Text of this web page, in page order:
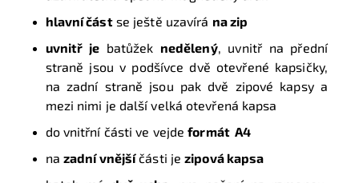
hlavní částse ještě uzavírá nazip
uvnitř je batůžek nedělený, uvnitř na přední
straně jsou v podšívce dvě otevřené kapsičky,
na zadní straně jsou pak dvě zipové kapsy a
mezi nimi je další velká otevřená kapsa
do vnitřní části ve vejdeformát A4
na zadní vnějšíčásti jezipová kapsa